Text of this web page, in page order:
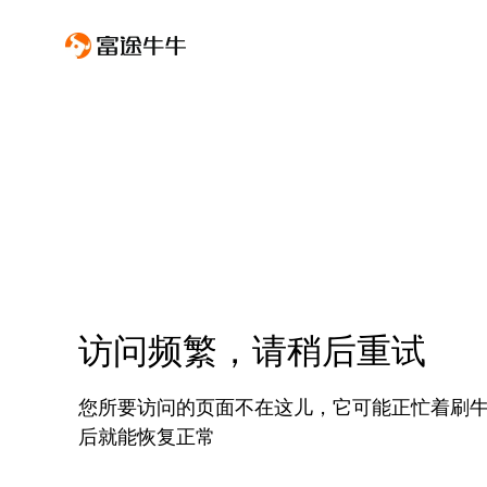
访问频繁，请稍后重试
您所要访问的页面不在这儿，它可能正忙着刷
后就能恢复正常